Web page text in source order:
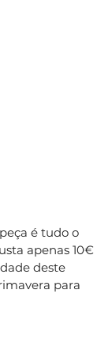
é tudo o
apenas 10€
deste
para